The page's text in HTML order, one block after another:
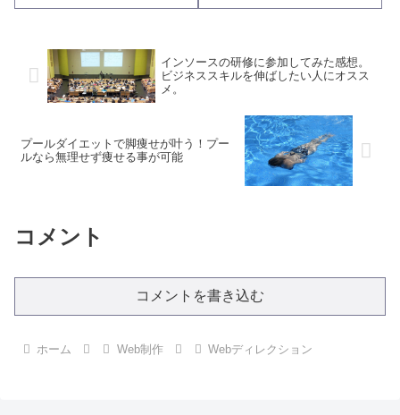
インソースの研修に参加してみた感想。
ビジネススキルを伸ばしたい人にオスス
メ。
プールダイエットで脚痩せが叶う！プー
ルなら無理せず痩せる事が可能
コメント
コメントを書き込む
ホーム Web制作 Webディレクション